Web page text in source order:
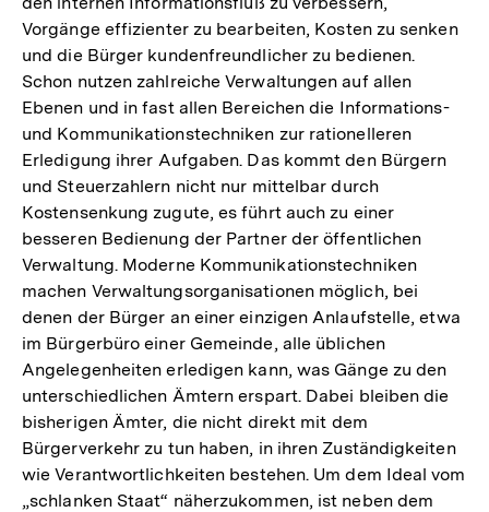
Fußnote
Vorgänge effizienter zu bearbeiten, Kosten zu senken
und die Bürger kundenfreundlicher zu bedienen.
Schon nutzen zahlreiche Verwaltungen auf allen
Ebenen und in fast allen Bereichen die Informations-
und Kommunikationstechniken zur rationelleren
Erledigung ihrer Aufgaben. Das kommt den Bürgern
und Steuerzahlern nicht nur mittelbar durch
Kostensenkung zugute, es führt auch zu einer
besseren Bedienung der Partner der öffentlichen
Verwaltung. Moderne Kommunikationstechniken
machen Verwaltungsorganisationen möglich, bei
denen der Bürger an einer einzigen Anlaufstelle, etwa
im Bürgerbüro einer Gemeinde, alle üblichen
Angelegenheiten erledigen kann, was Gänge zu den
unterschiedlichen Ämtern erspart. Dabei bleiben die
bisherigen Ämter, die nicht direkt mit dem
Bürgerverkehr zu tun haben, in ihren Zuständigkeiten
wie Verantwortlichkeiten bestehen. Um dem Ideal vom
„schlanken Staat“ näherzukommen, ist neben dem